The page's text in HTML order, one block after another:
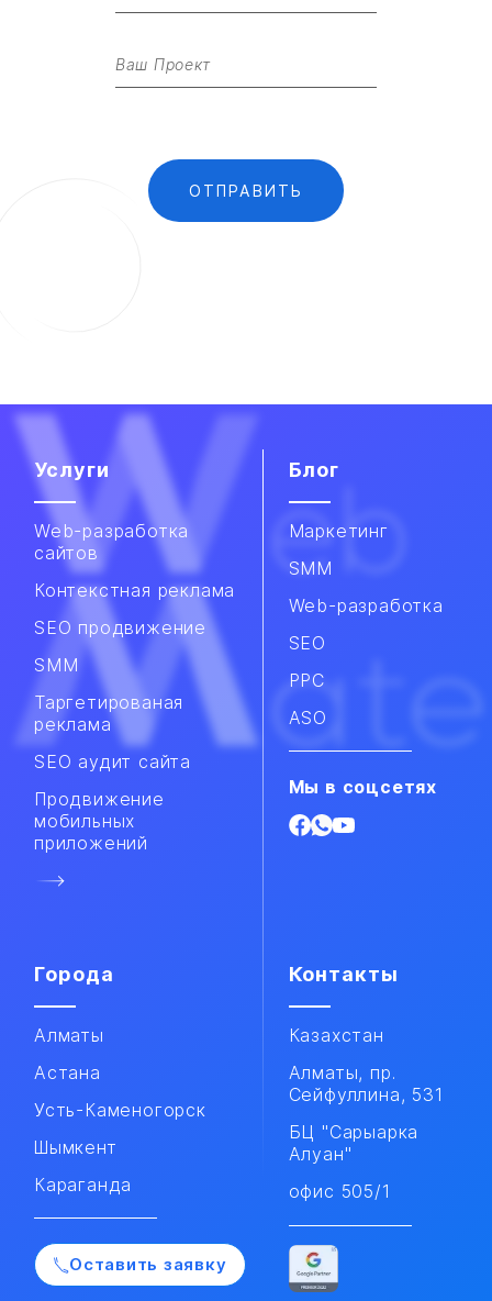
Услуги
Web-разработка
сайтов
Контекстная реклама
SEO продвижение
SMM​
Таргетированая
реклама
SEO аудит сайта
Продвижение
мобильных
приложений​
Блог
Маркетинг
SMM
Web-разработка
SEO
PPC
ASO
Мы в соцсетях
Города
Алматы
Астана
Усть-Каменогорск
Шымкент
Караганда
Оставить заявку
Контакты
Казахстан
Алматы, пр.
Сейфуллина, 531
БЦ "Сарыарка
Алуан"
офис 505/1